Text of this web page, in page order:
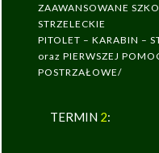
ZAAWANSOWANE
STRZELECKIE
PITOLET – KARABIN –
oraz PIERWSZEJ
POSTRZAŁOWE/
TERMIN 2: